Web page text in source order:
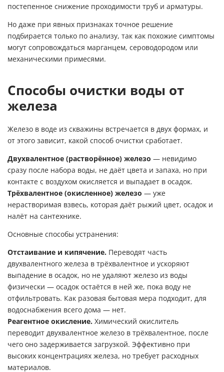
постепенное снижение проходимости труб и арматуры.
Но даже при явных признаках точное решение
подбирается только по анализу, так как похожие симптомы
могут сопровождаться марганцем, сероводородом или
механическими примесями.
Способы очистки воды от
железа
Железо в воде из скважины встречается в двух формах, и
от этого зависит, какой способ очистки сработает.
Двухвалентное (растворённое) железо — невидимо
сразу после набора воды, не даёт цвета и запаха, но при
контакте с воздухом окисляется и выпадает в осадок.
Трёхвалентное (окисленное) железо — уже
нерастворимая взвесь, которая даёт рыжий цвет, осадок и
налёт на сантехнике.
Основные способы устранения:
Отстаивание и кипячение. Переводят часть
двухвалентного железа в трёхвалентное и ускоряют
выпадение в осадок, но не удаляют железо из воды
физически — осадок остаётся в ней же, пока воду не
отфильтровать. Как разовая бытовая мера подходит, для
водоснабжения всего дома — нет.
Реагентное окисление. Химический окислитель
переводит двухвалентное железо в трёхвалентное, после
чего оно задерживается загрузкой. Эффективно при
высоких концентрациях железа, но требует расходных
материалов.